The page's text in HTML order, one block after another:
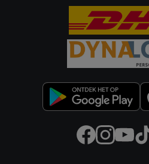
in een winkelmandje van een online
niet te kopen). De retargeting
verschillende eindapparaten en
diensten worden weergegeven, als
en Lidl-diensten, met behulp van
Criteo S.A. beschikt, aan jou kunnen
Onder "Aanpassen" kun je
je instemt. Verder kan je er meer